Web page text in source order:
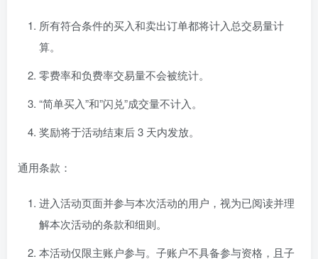
所有符合条件的买入和卖出订单都将计入总交易量计
算。
零费率和负费率交易量不会被统计。
“简单买入”和”闪兑”成交量不计入。
奖励将于活动结束后 3 天内发放。
通用条款：
进入活动页面并参与本次活动的用户，视为已阅读并理
解本次活动的条款和细则。
本活动仅限主账户参与。子账户不具备参与资格，且子